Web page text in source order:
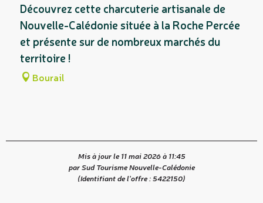
A dans son périmètre...
Découvrez cette charcuterie artisanale de
Nouvelle-Calédonie située à la Roche Percée
et présente sur de nombreux marchés du
territoire !
Bourail
Mis à jour le 11 mai 2026 à 11:45
par Sud Tourisme Nouvelle-Calédonie
(Identifiant de l'offre :5422150)